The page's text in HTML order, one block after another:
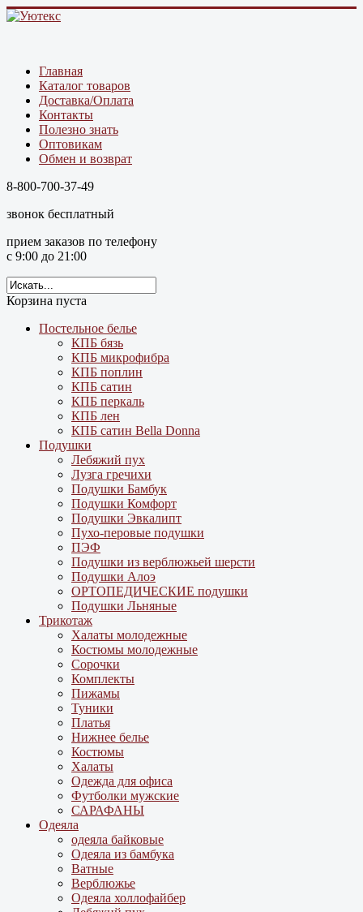
Главная
Каталог товаров
Доставка/Оплата
Контакты
Полезно знать
Оптовикам
Обмен и возврат
8-800-700-37-49
звонок бесплатный
прием заказов по телефону
с 9:00 до 21:00
Корзина пуста
Постельное белье
КПБ бязь
КПБ микрофибра
КПБ поплин
КПБ сатин
КПБ перкаль
КПБ лен
КПБ сатин Bella Donna
Подушки
Лебяжий пух
Лузга гречихи
Подушки Бамбук
Подушки Комфорт
Подушки Эвкалипт
Пухо-перовые подушки
ПЭФ
Подушки из верблюжьей шерсти
Подушки Алоэ
ОРТОПЕДИЧЕСКИЕ подушки
Подушки Льняные
Трикотаж
Халаты молодежные
Костюмы молодежные
Сорочки
Комплекты
Пижамы
Туники
Платья
Нижнее белье
Костюмы
Халаты
Одежда для офиса
Футболки мужские
САРАФАНЫ
Одеяла
одеяла байковые
Одеяла из бамбука
Ватные
Верблюжье
Одеяла холлофайбер